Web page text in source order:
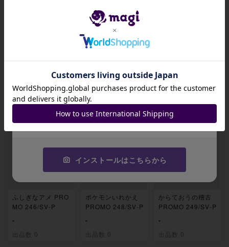
O 261/SV-P 1枚
¥ 14,800
ふしぎなアメ PRO
MO 246/SV-P
-
出品数 0
ポケモンいれかえ
PROMO 248/SV-P
-
出品数 0
からておうの稽古
PROMO 249/SV-P
-
出品数 0
招待コード
JA9XS8
コピーする
インストールはこちらから